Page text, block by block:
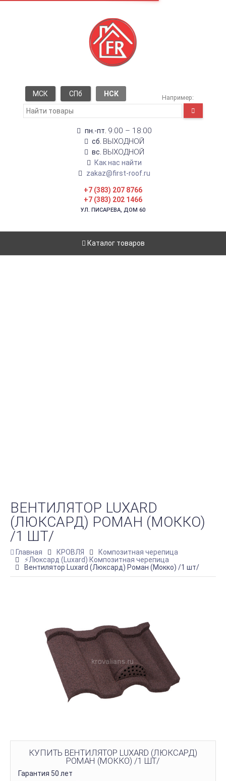
МСК СПб НСК Например:
пн.-пт. 9:00 – 18:00
сб. ВЫХОДНОЙ
вс. ВЫХОДНОЙ
Как нас найти
zakaz@first-roof.ru
+7 (383) 207 8766
+7 (383) 202 1466
УЛ. ПИСАРЕВА, ДОМ 60
Каталог товаров
ВЕНТИЛЯТОР LUXARD
(ЛЮКСАРД) РОМАН (МОККО)
/1 ШТ/
Главная КРОВЛЯ
Композитная черепица
⚡Люксард (Luxard) Композитная черепица
Вентилятор Luxard (Люксард) Роман (Мокко) /1 шт/
КУПИТЬ ВЕНТИЛЯТОР LUXARD (ЛЮКСАРД)
РОМАН (МОККО) /1 ШТ/
Гарантия 50 лет